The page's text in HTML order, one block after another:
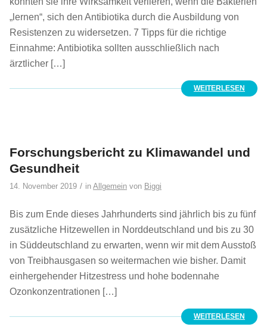
„lernen“, sich den Antibiotika durch die Ausbildung von
Resistenzen zu widersetzen. 7 Tipps für die richtige
Einnahme: Antibiotika sollten ausschließlich nach
ärztlicher […]
WEITERLESEN
Forschungsbericht zu Klimawandel und
Gesundheit
14. November 2019 / in Allgemein von Biggi
Bis zum Ende dieses Jahrhunderts sind jährlich bis zu fünf
zusätzliche Hitzewellen in Norddeutschland und bis zu 30
in Süddeutschland zu erwarten, wenn wir mit dem Ausstoß
von Treibhausgasen so weitermachen wie bisher. Damit
einhergehender Hitzestress und hohe bodennahe
Ozonkonzentrationen […]
WEITERLESEN